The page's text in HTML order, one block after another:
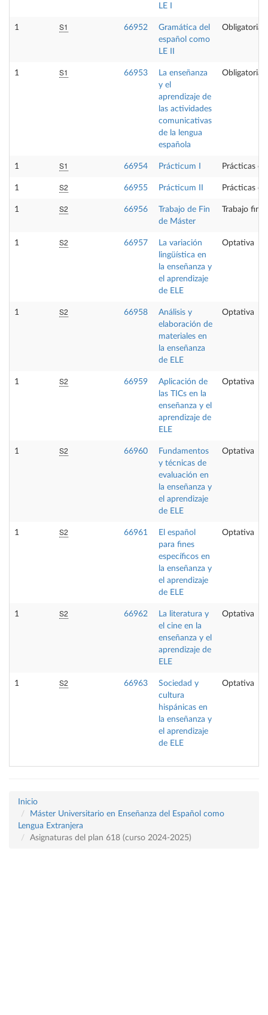
LE I
1 S1 66952
Gramática del
español como
LE II
Obligatoria
1 S1 66953
La enseñanza
y el
aprendizaje de
las actividades
comunicativas
de la lengua
española
Obligatoria
1 S1 66954 Prácticum I Prácticas
1 S2 66955 Prácticum II Prácticas
1 S2 66956
Trabajo de Fin
de Máster
Trabajo fin
1 S2 66957
La variación
lingüística en
la enseñanza y
el aprendizaje
de ELE
Optativa
1 S2 66958
Análisis y
elaboración de
materiales en
la enseñanza
de ELE
Optativa
1 S2 66959
Aplicación de
las TICs en la
enseñanza y el
aprendizaje de
ELE
Optativa
1 S2 66960
Fundamentos
y técnicas de
evaluación en
la enseñanza y
el aprendizaje
de ELE
Optativa
1 S2 66961
El español
para fines
específicos en
la enseñanza y
el aprendizaje
de ELE
Optativa
1 S2 66962
La literatura y
el cine en la
enseñanza y el
aprendizaje de
ELE
Optativa
1 S2 66963
Sociedad y
cultura
hispánicas en
la enseñanza y
el aprendizaje
de ELE
Optativa
Inicio
Máster Universitario en Enseñanza del Español como
Lengua Extranjera
Asignaturas del plan 618 (curso 2024-2025)